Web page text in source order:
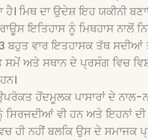
ਹੈ। ਮਿਥ ਦਾ ਉਦੇਸ਼ ਇਹ ਯਕੀਨੀ
ਇਤਿਹਾਸ ਨੂੰ ਮਿਥਹਾਸ ਨਾਲੋਂ
ਬਹੁਤ ਵਾਰ ਇਤਹਾਸਕ ਤੱਥ
ਅਤੇ ਸਥਾਨ ਦੇ ਪ੍ਰਸੰਗ ਵਿਚ
ਹੋਂਦਮੂਲਕ ਪਾਸਾਰਾਂ ਦੇ ਨਾਲ-
ਸਿਰਜਦੀਆਂ ਵੀ ਹਨ ਅਤੇ ਇਹਨਾਂ
ਹੀ ਨਹੀਂ ਬਲਕਿ ਉਸ ਦੇ